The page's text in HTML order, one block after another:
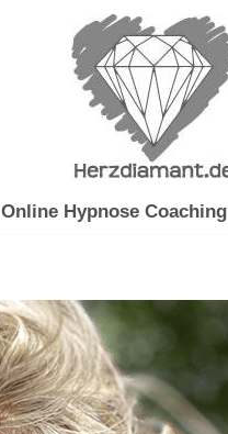
Online Hypnose Coaching